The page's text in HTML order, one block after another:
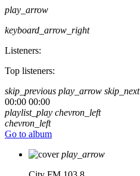
play_arrow
keyboard_arrow_right
Listeners:
Top listeners:
skip_previous play_arrow skip_next
00:00 00:00
playlist_play chevron_left
chevron_left
Go to album
play_arrow